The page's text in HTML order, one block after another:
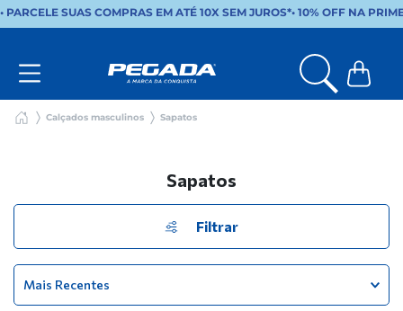
• PARCELE SUAS COMPRAS EM ATÉ 10X SEM JUROS*• 10% OFF NA
Calçados masculinos Sapatos
Sapatos
Filtrar
Mais Recentes